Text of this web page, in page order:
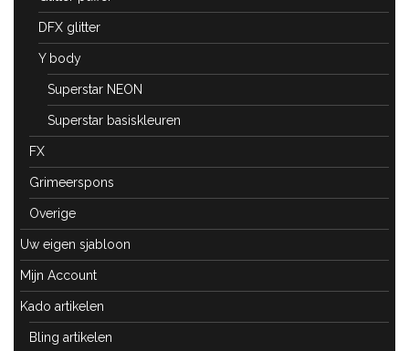
DFX glitter
Y body
Superstar NEON
Superstar basiskleuren
FX
Grimeerspons
Overige
Uw eigen sjabloon
Mijn Account
Kado artikelen
Bling artikelen